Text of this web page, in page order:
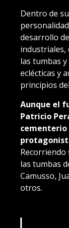
Dentro de
desarrollo
industriales,
las tumbas
eclécticas y
principios
Aunque el
Patricio
cementerio
Recorriendo
las tumbas
Camusso,
otros.